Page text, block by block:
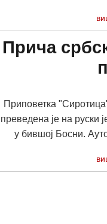
Прича
Приповетка
преведена је на руски
у бившој Босни.